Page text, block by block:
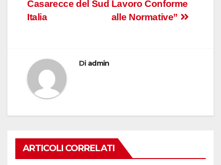
Lavoro Conforme
alle Normative”
Casarecce del Sud
Italia
Di admin
ARTICOLI CORRELATI